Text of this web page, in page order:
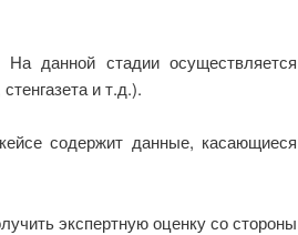
На данной стадии осуществляется
и т.д.).
содержит данные, касающиеся
экспертную оценку со стороны